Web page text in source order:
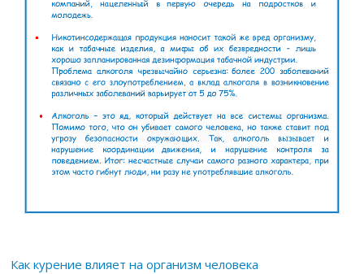
Как курение влияет на организм человека